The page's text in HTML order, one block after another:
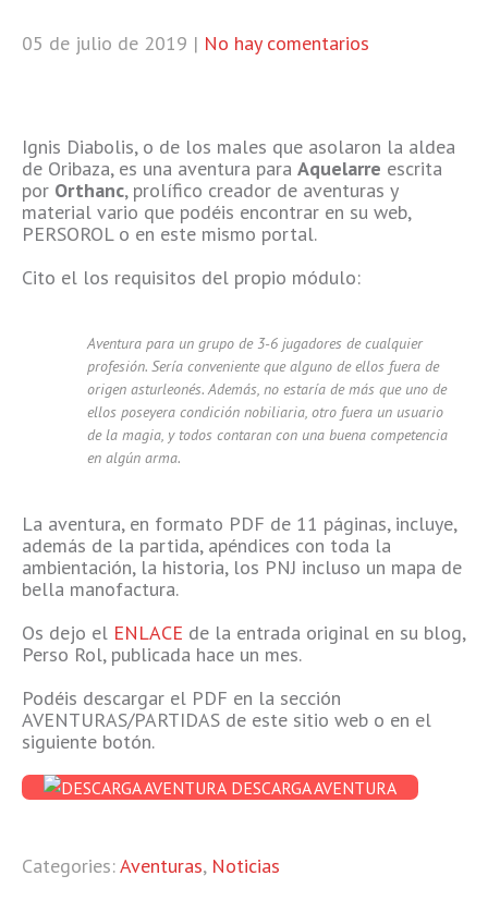
05 de julio de 2019 | No hay comentarios
Ignis Diabolis, o de los males que asolaron la aldea
de Oribaza, es una aventura para Aquelarre escrita
por Orthanc, prolífico creador de aventuras y
material vario que podéis encontrar en su web,
PERSOROL o en este mismo portal.
Cito el los requisitos del propio módulo:
Aventura para un grupo de 3-6 jugadores de cualquier
profesión. Sería conveniente que alguno de ellos fuera de
origen asturleonés. Además, no estaría de más que uno de
ellos poseyera condición nobiliaria, otro fuera un usuario
de la magia, y todos contaran con una buena competencia
en algún arma.
La aventura, en formato PDF de 11 páginas, incluye,
además de la partida, apéndices con toda la
ambientación, la historia, los PNJ incluso un mapa de
bella manofactura.
Os dejo el ENLACE de la entrada original en su blog,
Perso Rol, publicada hace un mes.
Podéis descargar el PDF en la sección
AVENTURAS/PARTIDAS de este sitio web o en el
siguiente botón.
DESCARGA AVENTURA
Categories:Aventuras, Noticias